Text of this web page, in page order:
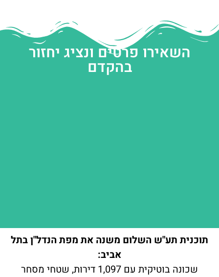
השאירו פרטים ונציג יחזור
בהקדם
תוכנית תע"ש השלום משנה את מפת הנדל"ן בתל
אביב:
שכונה בוטיקית עם 1,097 דירות, שטחי מסחר